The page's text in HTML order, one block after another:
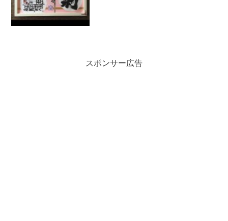
スポンサー広告